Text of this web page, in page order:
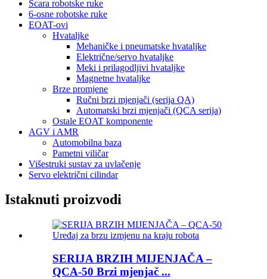
Scara robotske ruke
6-osne robotske ruke
EOAT-ovi
Hvataljke
Mehaničke i pneumatske hvataljke
Električne/servo hvataljke
Meki i prilagodljivi hvataljke
Magnetne hvataljke
Brze promjene
Ručni brzi mjenjači (serija QA)
Automatski brzi mjenjači (QCA serija)
Ostale EOAT komponente
AGV i AMR
Automobilna baza
Pametni viličar
Višestruki sustav za uvlačenje
Servo električni cilindar
Istaknuti proizvodi
SERIJA BRZIH MIJENJAČA –
QCA-50 Brzi mjenjač ...